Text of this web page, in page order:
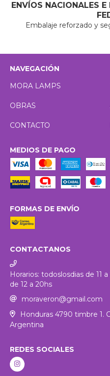
ENVÍOS NACIONALES
Embalaje reforzado y
NAVEGACIÓN
MORA LAMPS
OBRAS
CONTACTO
MEDIOS DE PAGO
FORMAS DE ENVÍO
CONTACTANOS
Horarios: todoslosdias de 11
de 12 a 20hs
moraveron@gmail.com
Honduras 4790 timbre 1.
Argentina
REDES SOCIALES